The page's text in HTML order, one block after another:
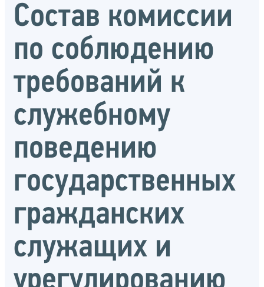
Состав комиссии
по соблюдению
требований к
служебному
поведению
государственных
гражданских
служащих и